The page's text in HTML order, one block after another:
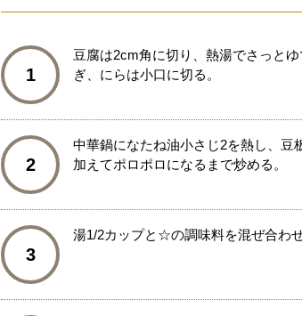
1
豆腐は2cm角に切り、熱湯でさっと
ぎ、にらは小口に切る。
2
中華鍋になたね油小さじ2を熱し、豆
加えてポロポロになるまで炒める。
3
湯1/2カップと☆の調味料を混ぜ合わ